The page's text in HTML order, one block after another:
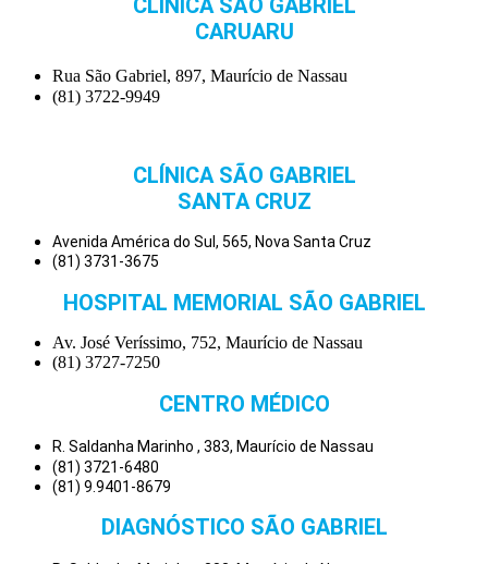
CLÍNICA SÃO GABRIEL
CARUARU
Rua São Gabriel, 897, Maurício de Nassau
(81) 3722-9949
CLÍNICA SÃO GABRIEL
SANTA CRUZ
Avenida América do Sul, 565, Nova Santa Cruz
(81) 3731-3675
HOSPITAL MEMORIAL SÃO GABRIEL
Av. José Veríssimo, 752, Maurício de Nassau
(81) 3727-7250
CENTRO MÉDICO
R. Saldanha Marinho , 383, Maurício de Nassau
(81) 3721-6480
(81) 9.9401-8679
DIAGNÓSTICO SÃO GABRIEL